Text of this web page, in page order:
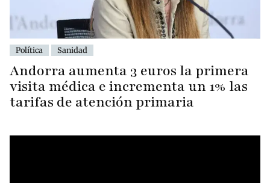
Política Sanidad
Andorra aumenta 3 euros la primera
visita médica e incrementa un 1% las
tarifas de atención primaria